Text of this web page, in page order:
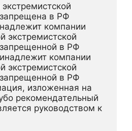
в РФ
компании
экстремистской
в РФ
компании
экстремистской
в РФ
изложенная на
рекомендательный
руководством к